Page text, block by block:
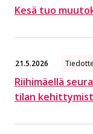
Kesä tuo
21.5.2026
Riihimäellä
tilan